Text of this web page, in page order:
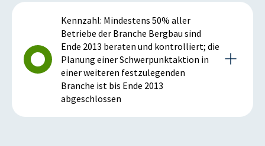
Kennzahl: Mindestens 50% aller
Betriebe der Branche Bergbau sind
Ende 2013 beraten und kontrolliert; die
Planung einer Schwerpunktaktion in
einer weiteren festzulegenden
Branche ist bis Ende 2013
abgeschlossen